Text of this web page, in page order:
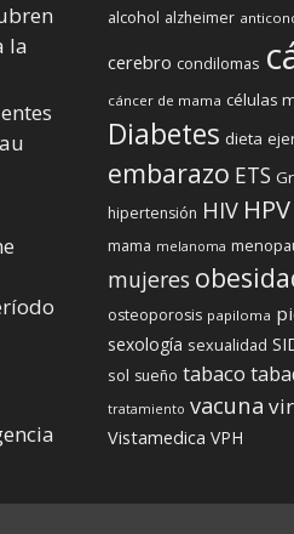
la
alcohol alzheimer
cerebro condilomas
cáncer de mama células
Diabetes dieta
embarazo ETS
hipertensión HIV HPV
mama melanoma
mujeres
osteoporosis papiloma
sexología sexualidad
sol sueño tabaco
tratamiento vacuna
Vistamedica VPH